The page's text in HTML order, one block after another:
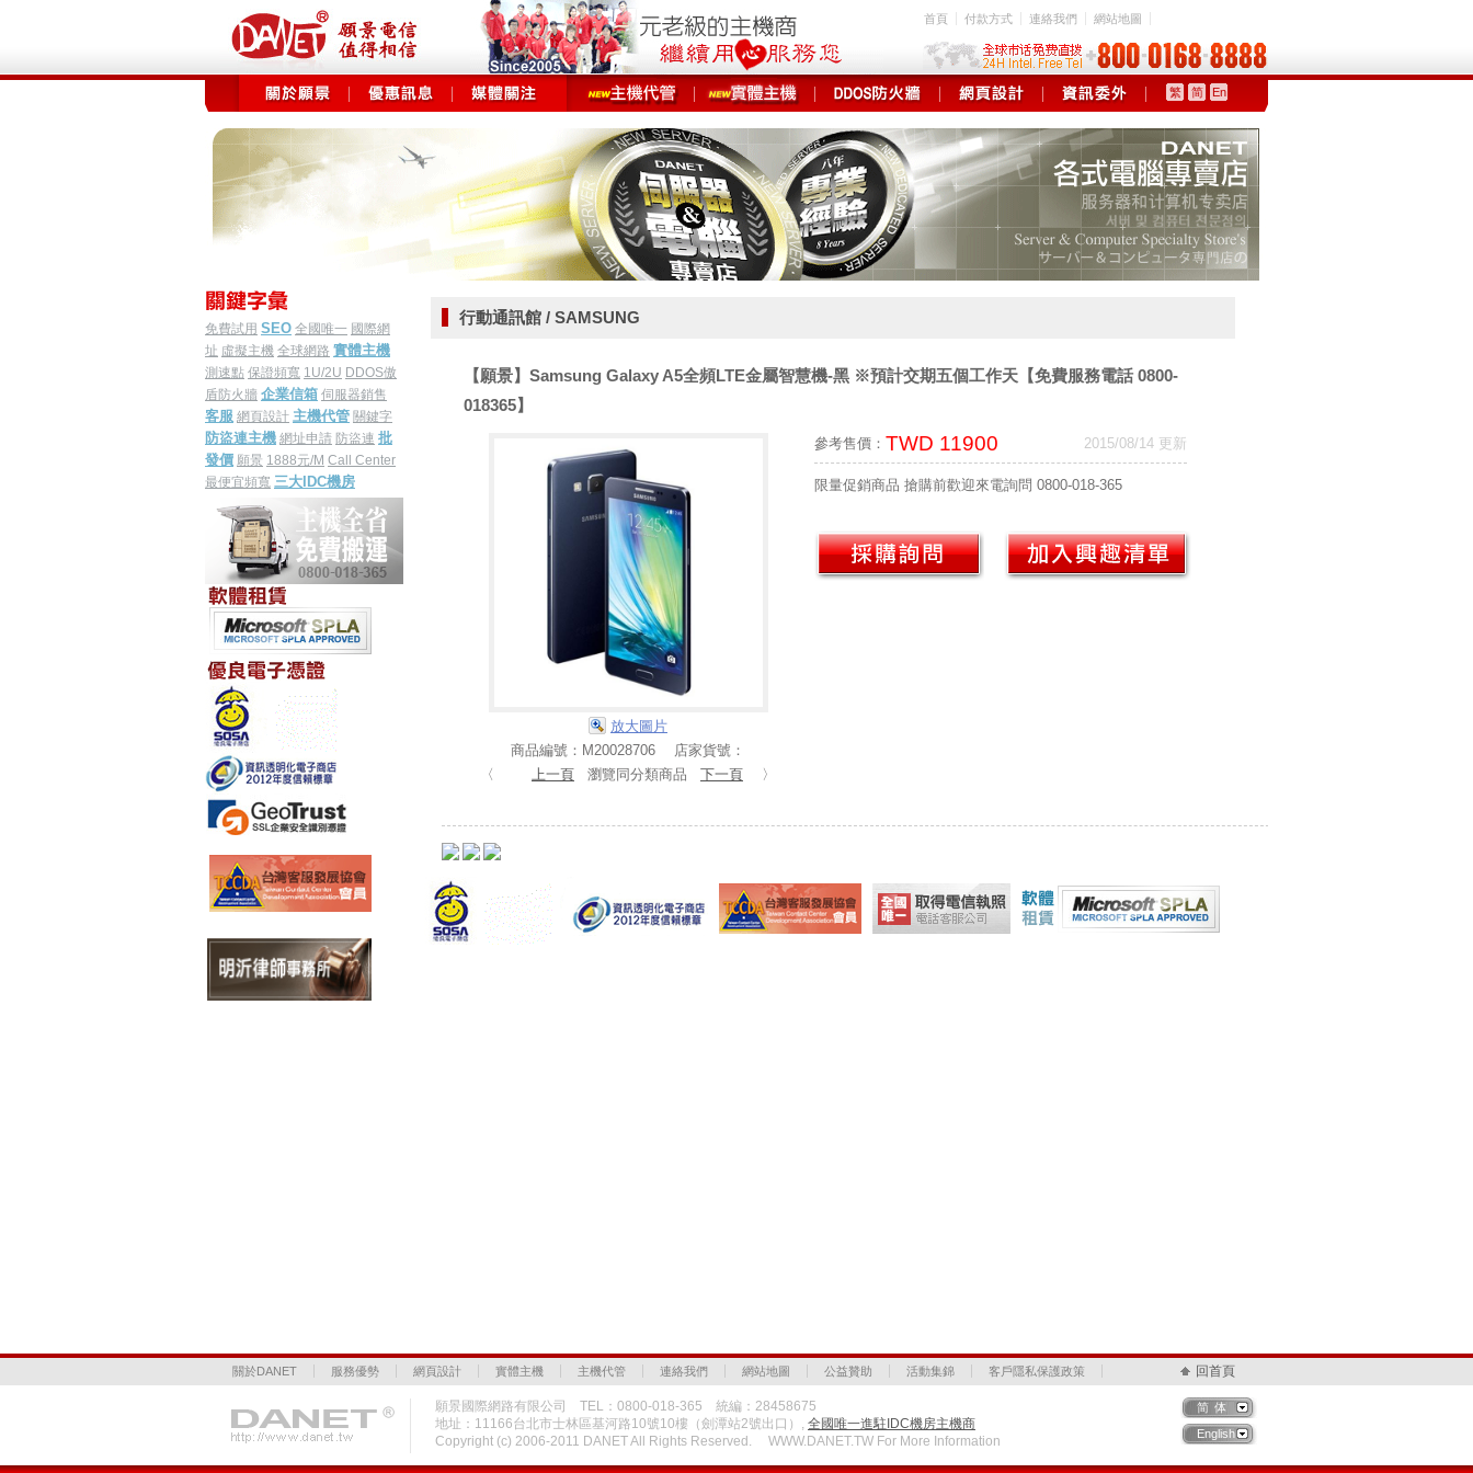
首頁 付款方式 連絡我們 網站地圖
繁 简 En
免費試用 SEO 全國唯一 國際網
址 虛擬主機 全球網路 實體主機
測速點 保證頻寬 1U/2U DDOS傲
盾防火牆 企業信箱 伺服器銷售
客服 網頁設計 主機代管 關鍵字
防盜連主機 網址申請 防盜連 批
發價 願景 1888元/M Call Center
最便宜頻寬 三大IDC機房
行動通訊館 / SAMSUNG
【願景】Samsung Galaxy A5全頻LTE金屬智慧機-黑 ※預計交期五個工作天【免費服務電話 0800-
018365】
放大圖片
商品編號：M20028706 店家貨號：
〈
上一頁 瀏覽同分類商品 下一頁 〉
參考售價： TWD 11900 2015/08/14 更新
限量促銷商品 搶購前歡迎來電詢問 0800-018-365
關於DANET 服務優勢 網頁設計 實體主機 主機代管 連絡我們 網站地圖 公益贊助 活動集錦 客戶隱私保護政策 回首頁
願景國際網路有限公司 TEL：0800-018-365 統編：28458675
地址：11166台北市士林區基河路10號10樓（劍潭站2號出口）, 全國唯一進駐IDC機房主機商
Copyright (c) 2006-2011 DANET All Rights Reserved. WWW.DANET.TW For More Information
简体
English